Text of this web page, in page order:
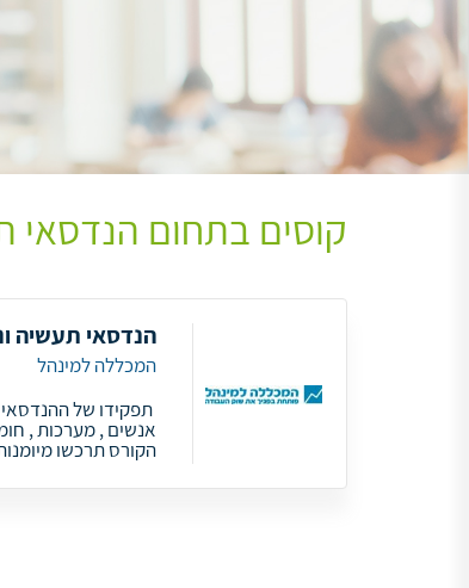
קוסים בתחום הנדסאי
הנדסאי תעשיה
המכללה למינהל
תפקידו של ההנדסאי
אנשים , מערכות ,
הקורס תרכשו